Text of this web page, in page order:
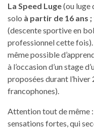
La Speed Luge(ou luge
solo à partir de 16 ans
(descente sportive en
professionnel cette
même possible
à l’occasion d’un stage
proposées durant
francophones).
Attention tout de même
sensations fortes, qui